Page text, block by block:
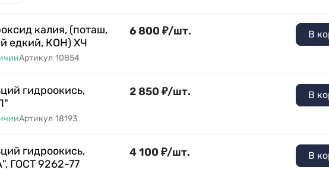
калия, (поташ,
едкий, КОН) ХЧ
Артикул 10854
6 800 ₽/шт. В
гидроокись,
Артикул 18193
2 850 ₽/шт. В
гидроокись,
ГОСТ 9262-77
4 100 ₽/шт. В